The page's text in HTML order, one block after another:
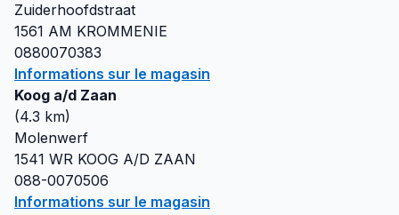
Zuiderhoofdstraat
1561 AM KROMMENIE
0880070383
Informations sur le magasin
Koog a/d Zaan
(4.3 km)
Molenwerf
1541 WR KOOG A/D ZAAN
088-0070506
Informations sur le magasin